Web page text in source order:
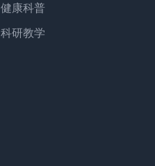
健康科普
科研教学